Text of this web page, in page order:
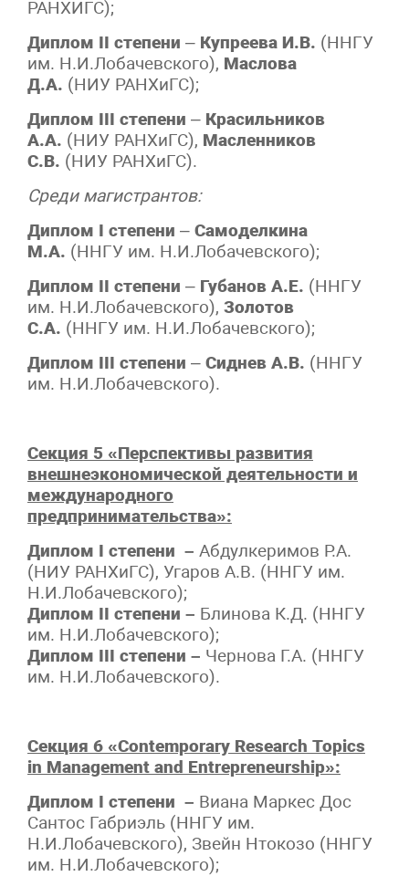
РАНХИГС);
Диплом II степени – Купреева И.В. (ННГУ
им. Н.И.Лобачевского), Маслова
Д.А. (НИУ РАНХиГС);
Диплом III степени – Красильников
А.А. (НИУ РАНХиГС), Масленников
С.В. (НИУ РАНХиГС).
Среди магистрантов:
Диплом I степени – Самоделкина
М.А. (ННГУ им. Н.И.Лобачевского);
Диплом II степени – Губанов А.Е. (ННГУ
им. Н.И.Лобачевского), Золотов
С.А. (ННГУ им. Н.И.Лобачевского);
Диплом III степени – Сиднев А.В. (ННГУ
им. Н.И.Лобачевского).
Секция 5 «Перспективы развития
внешнеэкономической деятельности и
международного
предпринимательства»:
Диплом I степени – Абдулкеримов Р.А.
(НИУ РАНХиГС), Угаров А.В. (ННГУ им.
Н.И.Лобачевского);
Диплом II степени – Блинова К.Д. (ННГУ
им. Н.И.Лобачевского);
Диплом III степени – Чернова Г.А. (ННГУ
им. Н.И.Лобачевского).
Секция 6 «Contemporary Research Topics
in Management and Entrepreneurship»:
Диплом I степени – Виана Маркес Дос
Сантос Габриэль (ННГУ им.
Н.И.Лобачевского), Звейн Нтокозо (ННГУ
им. Н.И.Лобачевского);